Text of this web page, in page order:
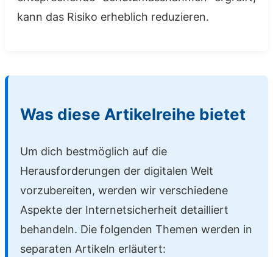
kann das Risiko erheblich reduzieren.
Was diese Artikelreihe bietet
Um dich bestmöglich auf die
Herausforderungen der digitalen Welt
vorzubereiten, werden wir verschiedene
Aspekte der Internetsicherheit detailliert
behandeln. Die folgenden Themen werden in
separaten Artikeln erläutert: